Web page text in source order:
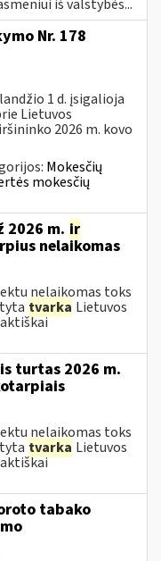
iš valstybės...
Nr. 178
1 d. įsigalioja
Lietuvos
2026 m. kovo
Mokesčių
mokesčių
2026 m. ir
nelaikomas
nelaikomas toks
tvarka Lietuvos
turtas 2026 m.
nelaikomas toks
tvarka Lietuvos
tabako